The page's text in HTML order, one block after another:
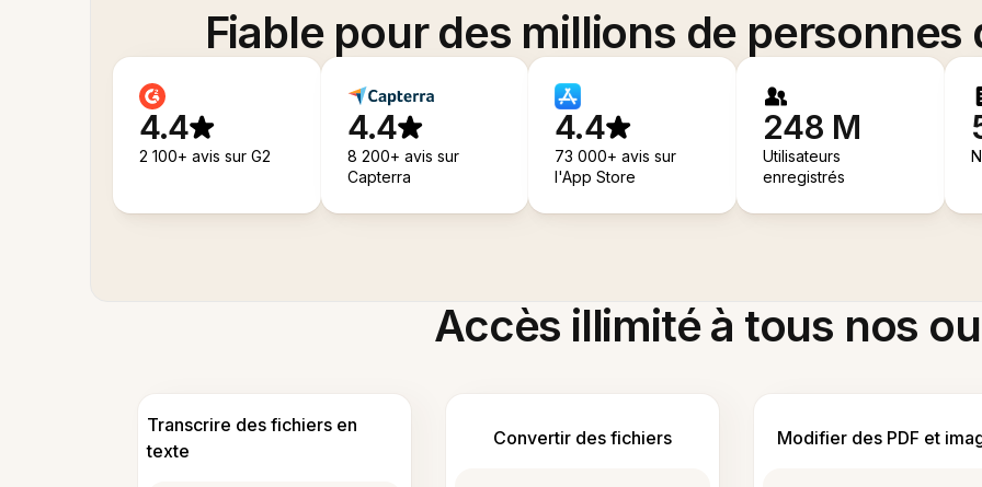
Fiable pour des millions de personnes
4.4
2 100+ avis sur G2
4.4
8 200+ avis sur
Capterra
4.4
73 000+ avis sur
l'App Store
248 M
Utilisateurs
enregistrés
Accès illimité à tous nos
Transcrire des fichiers en
texte
Convertir des fichiers Modifier des PDF et